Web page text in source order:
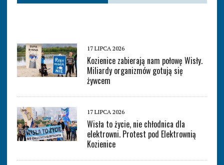
17 LIPCA 2026
Kozienice zabierają nam połowę Wisły.
Miliardy organizmów gotują się
żywcem
17 LIPCA 2026
Wisła to życie, nie chłodnica dla
elektrowni. Protest pod Elektrownią
Kozienice